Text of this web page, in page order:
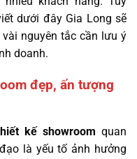
dưới đây Gia Long sẽ
nguyên tắc cần lưu ý
doanh.
đẹp, ấn tượng
kế showroom quan
là yếu tố ảnh hưởng